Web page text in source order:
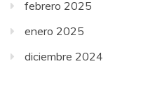
febrero 2025
enero 2025
diciembre 2024